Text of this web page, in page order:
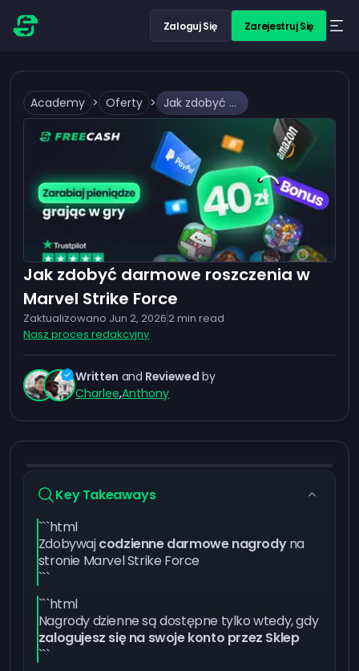
Zaloguj Się Zarejestruj Się
Academy > Oferty > Jak zdobyć darmowe roszczenia w Marvel Strike Force
Jak zdobyć darmowe roszczenia w
Marvel Strike Force
Zaktualizowano Jun 2, 20262min read
Nasz proces redakcyjny
Written and Reviewed by
Charlee,Anthony
Key Takeaways
```html
Zdobywajcodzienne darmowe nagrodyna
stronie Marvel Strike Force
```
```html
Nagrody dzienne są dostępne tylko wtedy, gdy
zalogujesz się na swoje konto przez Sklep
```